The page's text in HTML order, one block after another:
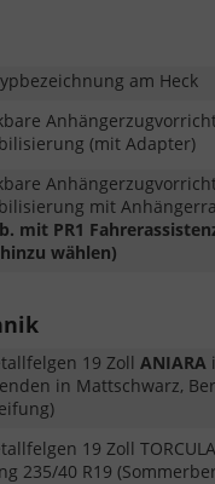
am Heck
(mit Adapter)
mit
mit PR1
wählen)
19 Zoll ANIARA
in Mattschwarz,
19 Zoll
235/40 R19